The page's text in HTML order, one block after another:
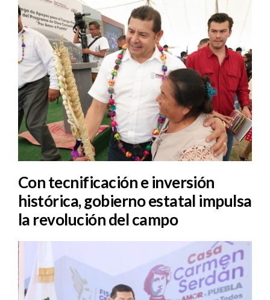
Con tecnificación e inversión
histórica, gobierno estatal impulsa
la revolución del campo